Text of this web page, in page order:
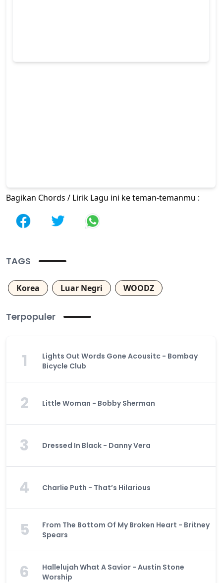
Bagikan Chords / Lirik Lagu ini ke teman-temanmu :
TAGS
Korea Luar Negri WOODZ
Terpopuler
1
Lights Out Words Gone Acousitc - Bombay
Bicycle Club
2 Little Woman - Bobby Sherman
3 Dressed In Black - Danny Vera
4 Charlie Puth - That’s Hilarious
5
From The Bottom Of My Broken Heart - Britney
Spears
6
Hallelujah What A Savior - Austin Stone
Worship